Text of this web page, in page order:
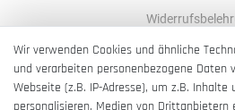
AGB
Impressum
Wir verwenden Cookies und ähnliche
und verarbeiten personenbezogene Daten
Webseite (z.B. IP-Adresse), um z.B. Inhalte
personalisieren, Medien von